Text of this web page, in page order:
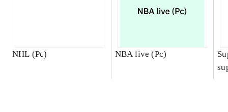
NHL (Pc) NBA live (Pc)